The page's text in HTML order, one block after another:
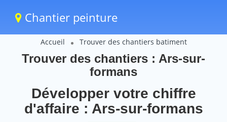
Chantier peinture
Accueil Trouver des chantiers batiment
Trouver des chantiers : Ars-sur-
formans
Développer votre chiffre
d'affaire : Ars-sur-formans